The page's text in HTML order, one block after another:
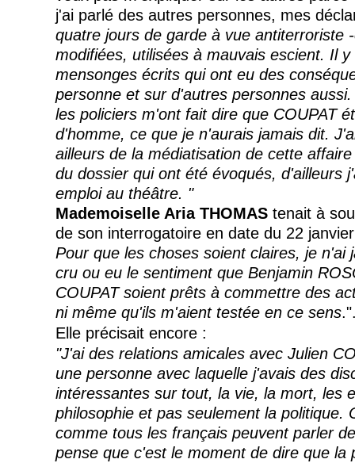
j'ai parlé des autres personnes, mes
quatre jours de garde à vue antiterroriste
modifiées, utilisées à mauvais escient. Il
mensonges écrits qui ont eu des
personne et sur d'autres personnes
les policiers m'ont fait dire que COUPAT
d'homme, ce que je n'aurais jamais dit.
ailleurs de la médiatisation de cette
du dossier qui ont été évoqués, d'ailleurs
emploi au théâtre. "
Mademoiselle Aria THOMAS tenait à
de son interrogatoire en date du 22
Pour que les choses soient claires, je n'ai
cru ou eu le sentiment que Benjamin
COUPAT soient prêts à commettre des
ni même qu'ils m'aient testée en ce sens
Elle précisait encore :
"J'ai des relations amicales avec Julien
une personne avec laquelle j'avais des
intéressantes sur tout, la vie, la mort, les
philosophie et pas seulement la politique.
comme tous les français peuvent parler
pense que c'est le moment de dire que la